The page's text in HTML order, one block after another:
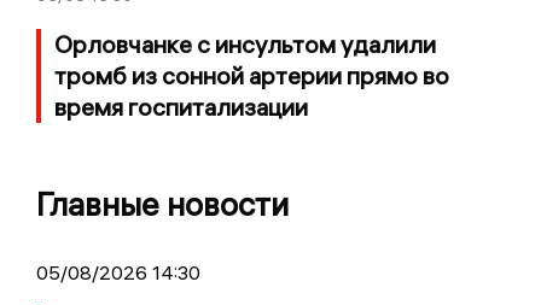
Орловчанке с инсультом удалили
тромб из сонной артерии прямо во
время госпитализации
Главные новости
05/08/2026 14:30